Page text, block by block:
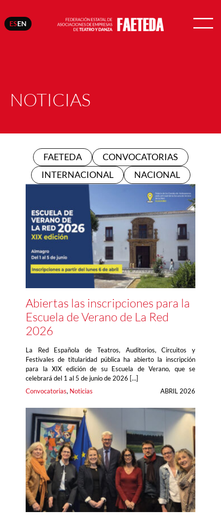
ESEN
NOTICIAS
FAETEDA
CONVOCATORIAS
INTERNACIONAL
NACIONAL
Abiertas las inscripciones para la
Escuela de Verano de La Red
2026
La Red Española de Teatros, Auditorios, Circuitos y
Festivales de titularidad pública ha abierto la inscripción
para la XIX edición de su Escuela de Verano, que se
celebrará del 1 al 5 de junio de 2026 […]
Convocatorias, Noticias ABRIL 2026